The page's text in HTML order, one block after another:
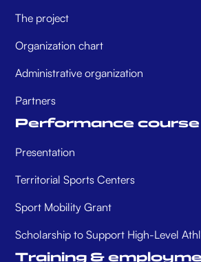
The project
Organization chart
Administrative organization
Partners
Performance course
Presentation
Territorial Sports Centers
Sport Mobility Grant
Scholarship to Support High-Level
Training &